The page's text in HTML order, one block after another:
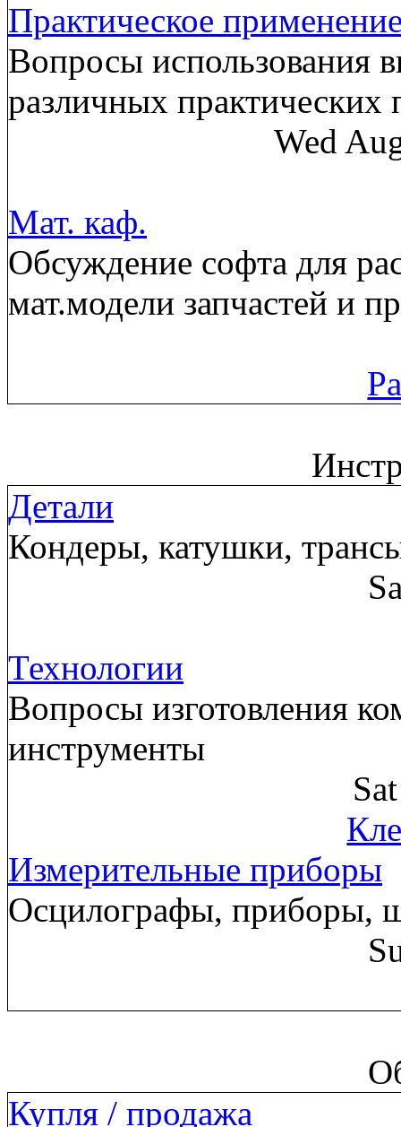
Практическое
Вопросы использования
различных практических
Wed
Мат. каф.
Обсуждение софта для
мат.модели запчастей и
Детали
Кондеры, катушки,
Технологии
Вопросы изготовления
инструменты
Измерительные приборы
Осцилографы, приборы,
Купля / продажа